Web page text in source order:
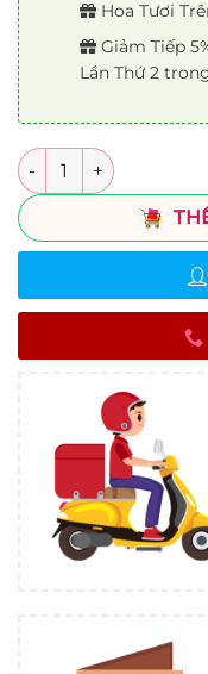
Hoa Tươi
Giảm Tiếp
Lần Thứ 2
Số lượng